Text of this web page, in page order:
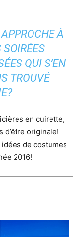
À
SOIRÉES
QUI S’EN
TROUVÉ
en cuirette,
d’être originale!
idées de costumes
2016!